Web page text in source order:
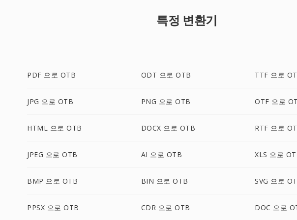
특정 변환기
PDF 으로 OTB ODT 으로 OTB TTF 으로
JPG 으로 OTB PNG 으로 OTB OTF 으로
HTML 으로 OTB DOCX 으로 OTB RTF 으로
JPEG 으로 OTB AI 으로 OTB XLS 으로
BMP 으로 OTB BIN 으로 OTB SVG 으로
PPSX 으로 OTB CDR 으로 OTB DOC 으로